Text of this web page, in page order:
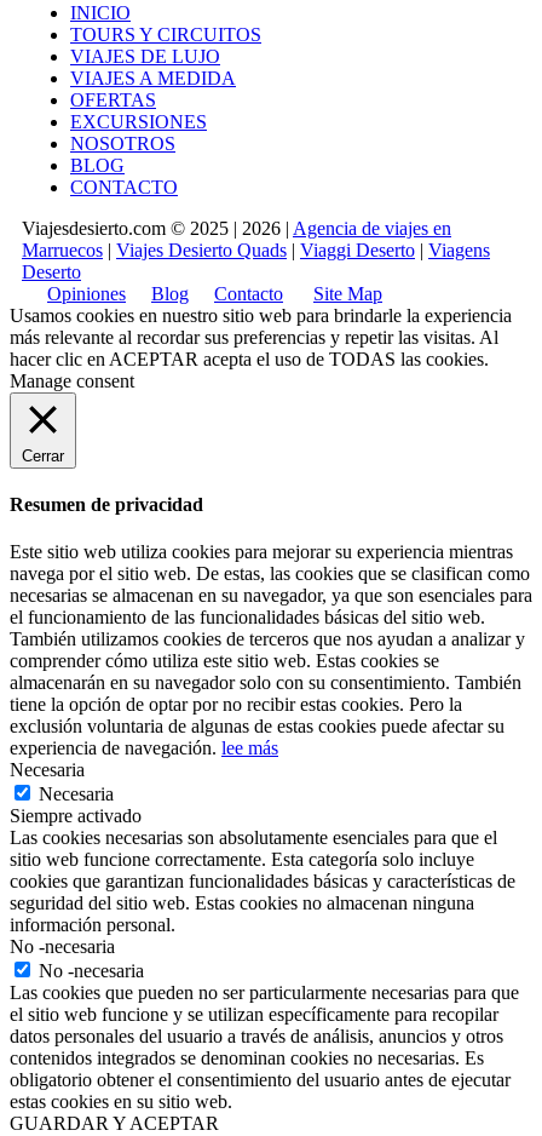
INICIO
TOURS Y CIRCUITOS
VIAJES DE LUJO
VIAJES A MEDIDA
OFERTAS
EXCURSIONES
NOSOTROS
BLOG
CONTACTO
Viajesdesierto.com © 2025 | 2026 | Agencia de viajes en
Marruecos | Viajes Desierto Quads | Viaggi Deserto | Viagens
Deserto
Opiniones
Blog Contacto
Site Map
Usamos cookies en nuestro sitio web para brindarle la experiencia
más relevante al recordar sus preferencias y repetir las visitas. Al
hacer clic en ACEPTAR acepta el uso de TODAS las cookies.
Manage consent
Cerrar
Resumen de privacidad
Este sitio web utiliza cookies para mejorar su experiencia mientras
navega por el sitio web. De estas, las cookies que se clasifican como
necesarias se almacenan en su navegador, ya que son esenciales para
el funcionamiento de las funcionalidades básicas del sitio web.
También utilizamos cookies de terceros que nos ayudan a analizar y
comprender cómo utiliza este sitio web. Estas cookies se
almacenarán en su navegador solo con su consentimiento. También
tiene la opción de optar por no recibir estas cookies. Pero la
exclusión voluntaria de algunas de estas cookies puede afectar su
experiencia de navegación. lee más
Necesaria
Necesaria
Siempre activado
Las cookies necesarias son absolutamente esenciales para que el
sitio web funcione correctamente. Esta categoría solo incluye
cookies que garantizan funcionalidades básicas y características de
seguridad del sitio web. Estas cookies no almacenan ninguna
información personal.
No -necesaria
No -necesaria
Las cookies que pueden no ser particularmente necesarias para que
el sitio web funcione y se utilizan específicamente para recopilar
datos personales del usuario a través de análisis, anuncios y otros
contenidos integrados se denominan cookies no necesarias. Es
obligatorio obtener el consentimiento del usuario antes de ejecutar
estas cookies en su sitio web.
GUARDAR Y ACEPTAR